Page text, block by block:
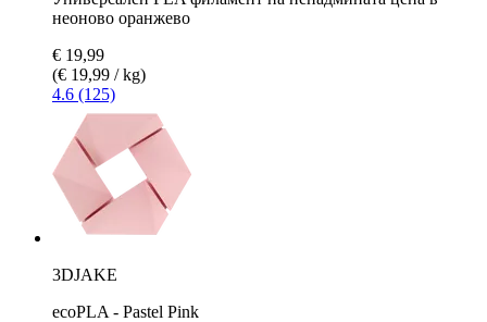
неоново оранжево
€ 19,99
(€ 19,99 / kg)
4.6 (125)
3DJAKE
ecoPLA - Pastel Pink